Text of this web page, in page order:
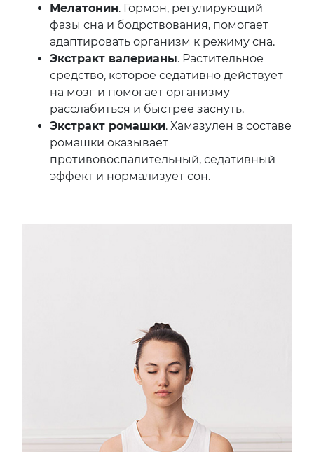
Мелатонин. Гормон, регулирующий
фазы сна и бодрствования, помогает
адаптировать организм к режиму сна.
Экстракт валерианы. Растительное
средство, которое седативно действует
на мозг и помогает организму
расслабиться и быстрее заснуть.
Экстракт ромашки. Хамазулен в составе
ромашки оказывает
противовоспалительный, седативный
эффект и нормализует сон.